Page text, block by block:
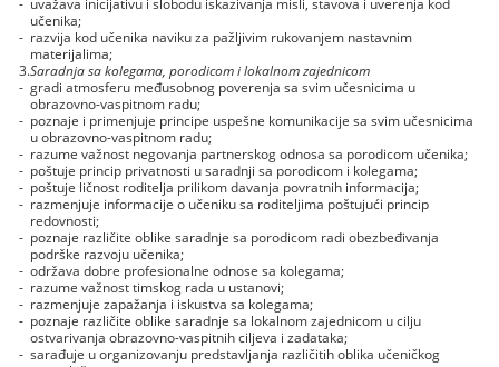
učenika;
- razvija kod učenika naviku za pažljivim rukovanjem nastavnim
materijalima;
3.Saradnja sa kolegama, porodicom i lokalnom zajednicom
- gradi atmosferu međusobnog poverenja sa svim učesnicima u
obrazovno-vaspitnom radu;
- poznaje i primenjuje principe uspešne komunikacije sa svim učesnicima
u obrazovno-vaspitnom radu;
- razume važnost negovanja partnerskog odnosa sa porodicom učenika;
- poštuje princip privatnosti u saradnji sa porodicom i kolegama;
- poštuje ličnost roditelja prilikom davanja povratnih informacija;
- razmenjuje informacije o učeniku sa roditeljima poštujući princip
redovnosti;
- poznaje različite oblike saradnje sa porodicom radi obezbeđivanja
podrške razvoju učenika;
- održava dobre profesionalne odnose sa kolegama;
- razume važnost timskog rada u ustanovi;
- razmenjuje zapažanja i iskustva sa kolegama;
- poznaje različite oblike saradnje sa lokalnom zajednicom u cilju
ostvarivanja obrazovno-vaspitnih ciljeva i zadataka;
- sarađuje u organizovanju predstavljanja različitih oblika učeničkog